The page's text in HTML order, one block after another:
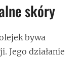
skóry
bywa
Jego działanie